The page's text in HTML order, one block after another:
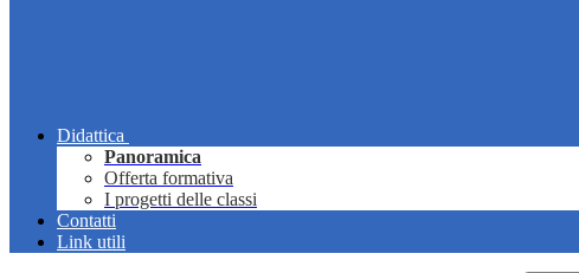
Didattica
Panoramica
Offerta formativa
I progetti delle classi
Contatti
Link utili